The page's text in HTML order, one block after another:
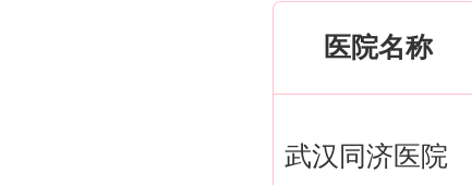
医院名称
武汉同济医院